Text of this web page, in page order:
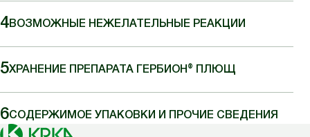
ВОЗМОЖНЫЕ НЕЖЕЛАТЕЛЬНЫЕ РЕАКЦИИ
ХРАНЕНИЕ ПРЕПАРАТА ГЕРБИОН® ПЛЮЩ
СОДЕРЖИМОЕ УПАКОВКИ И ПРОЧИЕ СВЕДЕНИЯ